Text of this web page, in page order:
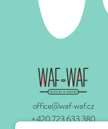
office@waf-waf.cz
+420 723 633 380